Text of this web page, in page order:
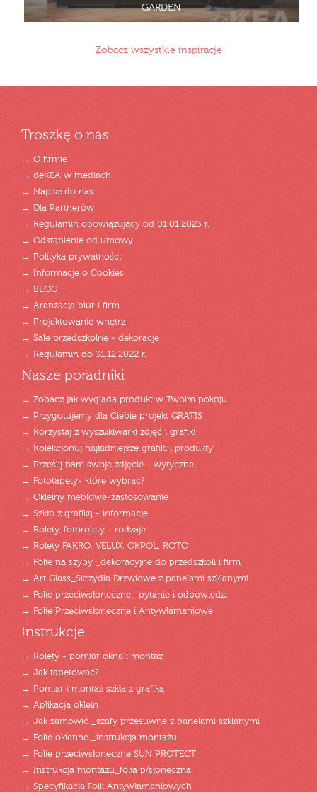
GARDEN
Zobacz wszystkie inspiracje
Troszkę o nas
→ O firmie
→ deKEA w mediach
→ Napisz do nas
→ Dla Partnerów
→ Regulamin obowiązujący od 01.01.2023 r.
→ Odstąpienie od umowy
→ Polityka prywatności
→ Informacje o Cookies
→ BLOG
→ Aranżacja biur i firm
→ Projektowanie wnętrz
→ Sale przedszkolne - dekoracje
→ Regulamin do 31.12.2022 r.
Nasze poradniki
→ Zobacz jak wygląda produkt w Twoim pokoju
→ Przygotujemy dla Ciebie projekt GRATIS
→ Korzystaj z wyszukiwarki zdjęć i grafik!
→ Kolekcjonuj najładniejsze grafiki i produkty
→ Prześlij nam swoje zdjęcie - wytyczne
→ Fototapety- które wybrać?
→ Okleiny meblowe-zastosowanie
→ Szkło z grafiką - informacje
→ Rolety, fotorolety - rodzaje
→ Rolety FAKRO, VELUX, OKPOL, ROTO
→ Folie na szyby _dekoracyjne do przedszkoli i firm
→ Art Glass_Skrzydła Drzwiowe z panelami szklanymi
→ Folie przeciwsłoneczne_ pytanie i odpowiedzi
→ Folie Przeciwsłoneczne i Antywłamaniowe
Instrukcje
→ Rolety - pomiar okna i montaż
→ Jak tapetować?
→ Pomiar i montaż szkła z grafiką
→ Aplikacja oklein
→ Jak zamówić _szafy przesuwne z panelami szklanymi
→ Folie okienne _instrukcja montażu
→ Folie przeciwsłoneczne SUN PROTECT
→ Instrukcja montażu_folia p/słoneczna
→ Specyfikacja Folii Antywłamaniowych